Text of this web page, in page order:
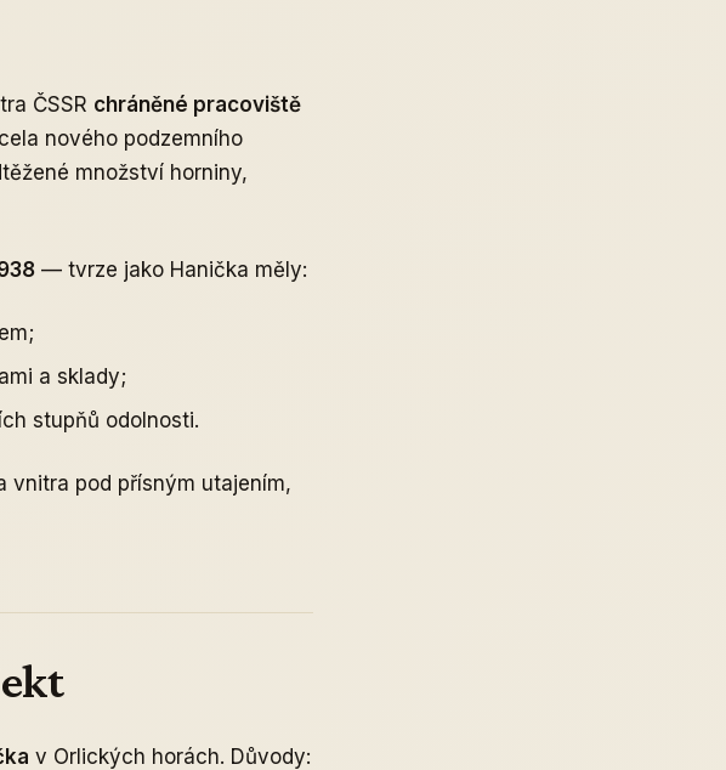
ČSSR chráněné pracoviště
nového podzemního
množství horniny,
— tvrze jako Hanička měly:
a sklady;
stupňů odolnosti.
vnitra pod přísným utajením,
v Orlických horách. Důvody: